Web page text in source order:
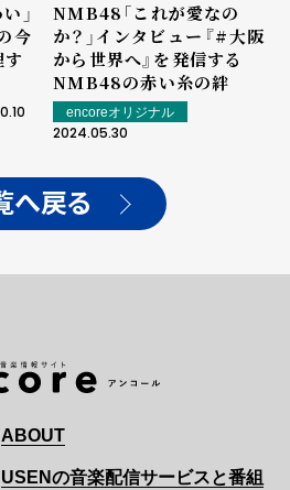
」
今
す
NMB48「これが愛なの
か？」インタビュー――『#大阪
から世界へ』を発信する
NMB48の赤い糸の絆
encoreオリジナル
2024.05.30
へ戻る
ABOUT
USENの音楽配信サービスと番組